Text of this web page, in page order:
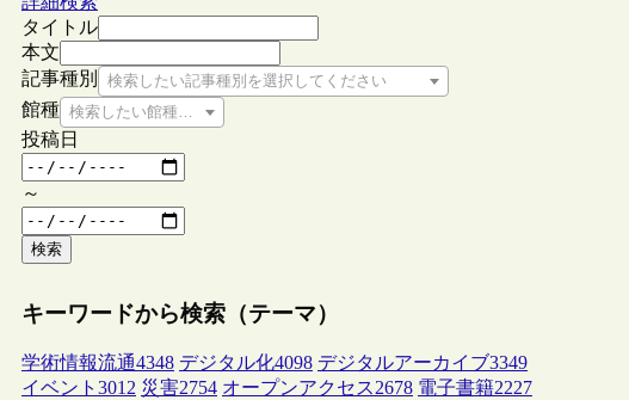
タイトル
本文
記事種別
検索したい記事種別を選択してください
館種 検索したい館種を選択してください
投稿日
～
検索
キーワードから検索（テーマ）
学術情報流通4348 デジタル化4098 デジタルアーカイブ3349
イベント 3012 災害2754 オープンアクセス2678 電子書籍2227